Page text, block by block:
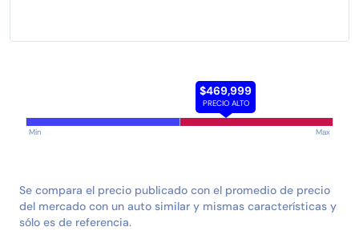
$469,999
PRECIO ALTO
Min Max
Se compara el precio publicado con el promedio de precio
del mercado con un auto similar y mismas características y
sólo es de referencia.